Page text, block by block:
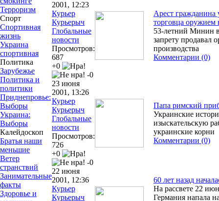
Терроризм
Спорт
Спортивная
жизнь
Украина
спортивная
Политика
Зарубежье
Политика и
политики
Приднепровье:
Выборы
Украина:
Выборы
Калейдоскоп
Братья наши
меньшие
Ветер
странствий
Занимательные
факты
Здоровье и
2001, 12:23
Курьер
Курьерыч
Глобальные
новости
Просмотров:
687
+0
-0
Арест
торговца оружием
53-летний Минин
запрету продавал
производства
Комментарии (0)
23 июня
2001, 13:26
Курьер
Курьерыч
Глобальные
новости
Просмотров:
726
+0
-0
Папа римский
Украинские
изыскательскую
украинские корни
Комментарии (0)
22 июня
2001, 12:36
Курьер
Курьерыч
60 лет назад
На рассвете 22
Германия напала